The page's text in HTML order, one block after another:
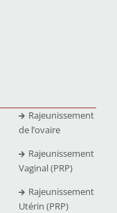
Rajeunissement
de l’ovaire
Rajeunissement
Vaginal (PRP)
Rajeunissement
Utérin (PRP)